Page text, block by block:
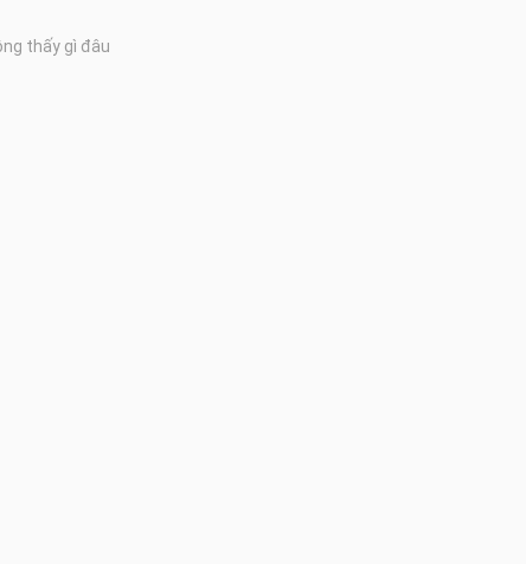
thấy gì đâu